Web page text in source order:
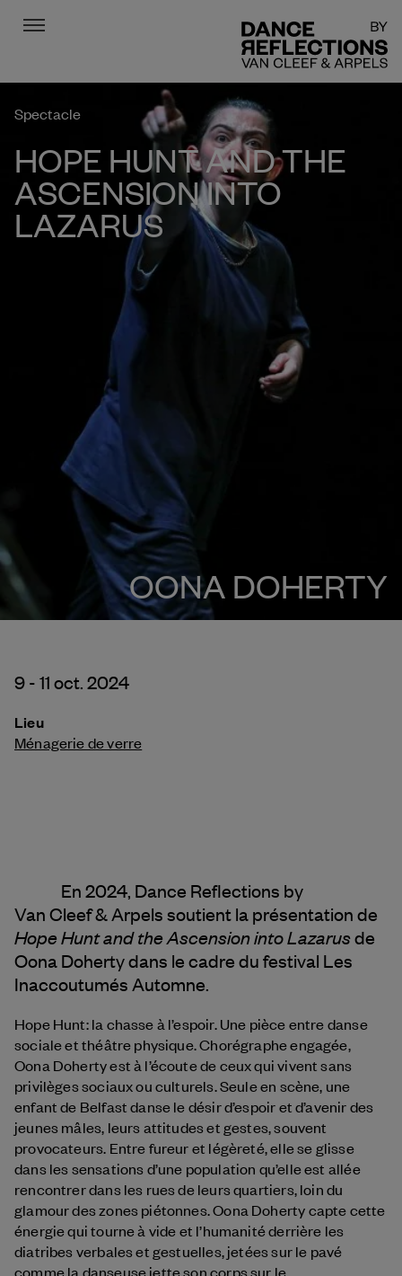
Menu
Spectacle
HOPE HUNT AND THE
ASCENSION INTO
LAZARUS
OONA DOHERTY
9 - 11 oct. 2024
Lieu
Ménagerie de verre
En 2024, Dance Reflections by
Van Cleef & Arpels soutient la présentation de
Hope Hunt and the Ascension into Lazarusde
Oona Doherty dans le cadre du festival Les
Inaccoutumés Automne.
Hope Hunt: la chasse à l’espoir. Une pièce entre danse
sociale et théâtre physique. Chorégraphe engagée,
Oona Doherty est à l’écoute de ceux qui vivent sans
privilèges sociaux ou culturels. Seule en scène, une
enfant de Belfast danse le désir d’espoir et d’avenir des
jeunes mâles, leurs attitudes et gestes, souvent
provocateurs. Entre fureur et légèreté, elle se glisse
dans les sensations d’une population qu’elle est allée
rencontrer dans les rues de leurs quartiers, loin du
glamour des zones piétonnes. Oona Doherty capte cette
énergie qui tourne à vide et l’humanité derrière les
diatribes verbales et gestuelles, jetées sur le pavé
comme la danseuse jette son corps sur le